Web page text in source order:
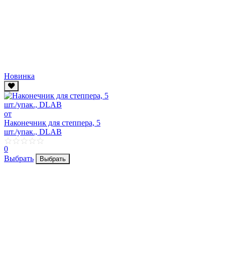
Новинка
от
Наконечник для степпера, 5
шт./упак., DLAB
0
Выбрать
Выбрать